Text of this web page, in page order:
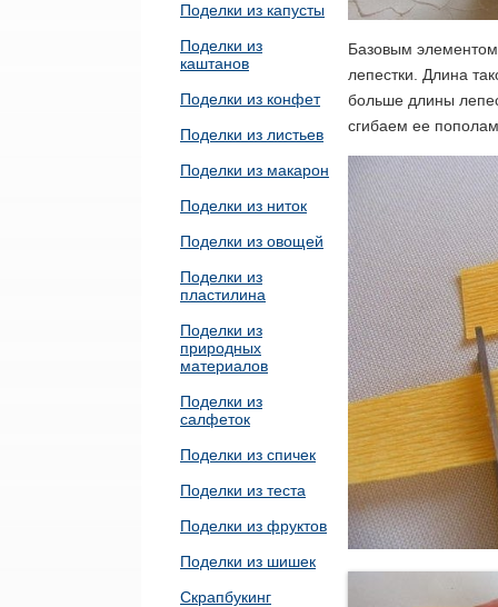
Поделки из капусты
Поделки из
каштанов
Поделки из конфет
Поделки из листьев
Поделки из макарон
Поделки из ниток
Поделки из овощей
Поделки из
пластилина
Поделки из
природных
материалов
Поделки из
салфеток
Поделки из спичек
Поделки из теста
Поделки из фруктов
Поделки из шишек
Скрапбукинг
Базовым
лепестки. Длина
больше длины
сгибаем ее